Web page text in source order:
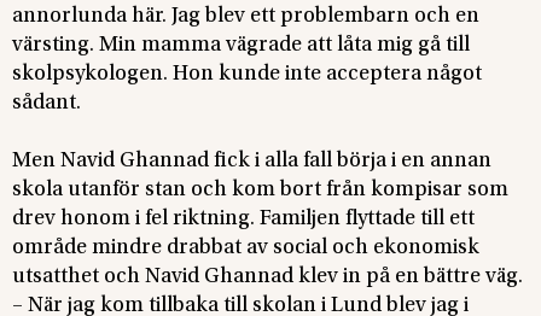
annorlunda här. Jag blev ett problembarn och en
värsting. Min mamma vägrade att låta mig gå till
skolpsykologen. Hon kunde inte acceptera något
sådant.
Men Navid Ghannad fick i alla fall börja i en annan
skola utanför stan och kom bort från kompisar som
drev honom i fel riktning. Familjen flyttade till ett
område mindre drabbat av social och ekonomisk
utsatthet och Navid Ghannad klev in på en bättre väg.
– När jag kom tillbaka till skolan i Lund blev jag i